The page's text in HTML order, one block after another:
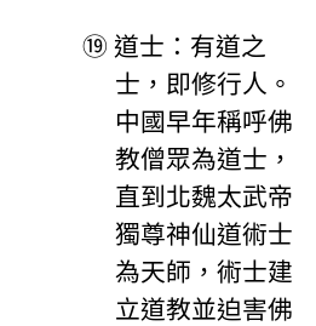
⑲ 道士：有道之
士，即修行人。
中國早年稱呼佛
教僧眾為道士，
直到北魏太武帝
獨尊神仙道術士
為天師，術士建
立道教並迫害佛